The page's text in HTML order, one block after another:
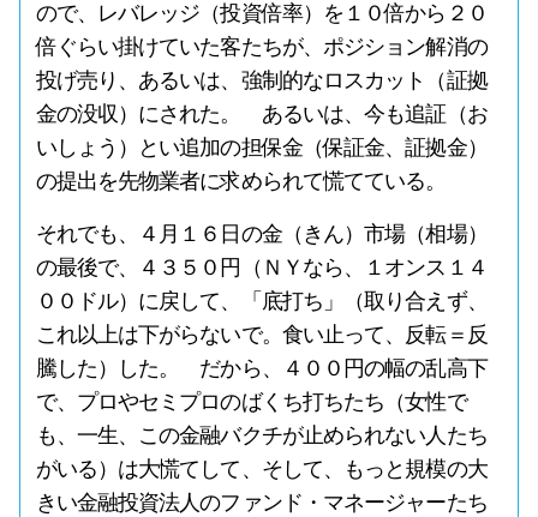
ので、レバレッジ（投資倍率）を１０倍から２０
倍ぐらい掛けていた客たちが、ポジション解消の
投げ売り、あるいは、強制的なロスカット（証拠
金の没収）にされた。 あるいは、今も追証（お
いしょう）とい追加の担保金（保証金、証拠金）
の提出を先物業者に求められて慌てている。
それでも、４月１６日の金（きん）市場（相場）
の最後で、４３５０円（ＮＹなら、１オンス１４
００ドル）に戻して、「底打ち」（取り合えず、
これ以上は下がらないで。食い止って、反転＝反
騰した）した。 だから、４００円の幅の乱高下
で、プロやセミプロのばくち打ちたち（女性で
も、一生、この金融バクチが止められない人たち
がいる）は大慌てして、そして、もっと規模の大
きい金融投資法人のファンド・マネージャーたち